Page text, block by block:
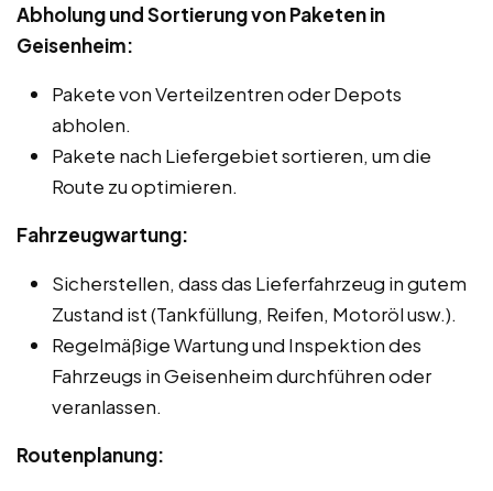
Abholung und Sortierung von Paketen in
Geisenheim:
Pakete von Verteilzentren oder Depots
abholen.
Pakete nach Liefergebiet sortieren, um die
Route zu optimieren.
Fahrzeugwartung:
Sicherstellen, dass das Lieferfahrzeug in gutem
Zustand ist (Tankfüllung, Reifen, Motoröl usw.).
Regelmäßige Wartung und Inspektion des
Fahrzeugs in Geisenheim durchführen oder
veranlassen.
Routenplanung: